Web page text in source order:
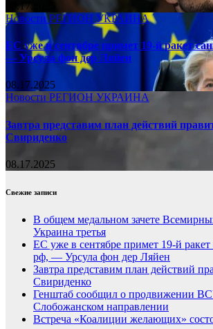
08.17.2025
НовостиРЕГИОНУКРАИНА
ЕС уже в сентябре примет 19-й ракет
— Урсула фон дер Ляйен
08.17.2025
Новости РЕГИОН УКРАИНА
Завтра представим план действий
Свириденко
08.17.2025
Свежие записи
В общем медальном зачете
Украина третья
ЕС уже в сентябре примет 19-й
рф, — Урсула фон дер Ляйен
Завтра представим план действий
Свириденко
Генштаб сообщил о продвижении
Слобожанском направлении
Встреча «Коалиции желающих»